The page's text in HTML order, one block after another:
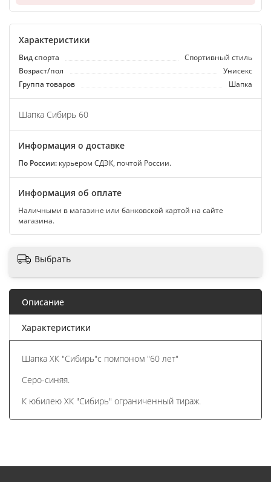
Характеристики
Вид спорта
Спортивный стиль
Возраст/пол
Унисекс
Группа товаров
Шапка
Шапка Сибирь 60
Информация о доставке
По России: курьером СДЭК, почтой России.
Информация об оплате
Наличными в магазине или банковской картой на сайте
магазина.
Выбрать
Описание
Характеристики
Шапка ХК "Сибирь"с помпоном "60 лет"
Серо-синяя.
К юбилею ХК "Сибирь" ограниченный тираж.